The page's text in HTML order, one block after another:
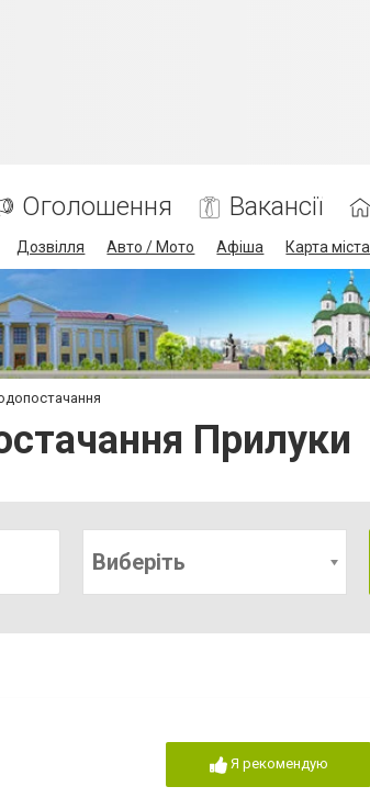
Оголошення Вакансії
Дозвілля Авто / Мото Афіша Карта міста
Прилуки
Виберіть
Я рекомендую